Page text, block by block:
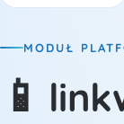
MODUŁ
📱